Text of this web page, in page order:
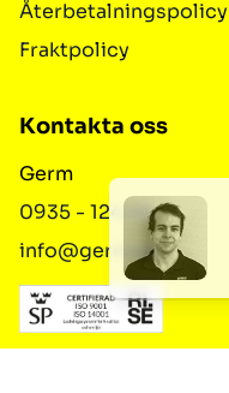
Återbetalningspolicy
Fraktpolicy
Kontakta oss
Germ
0935 - 124 40
info@germ.se